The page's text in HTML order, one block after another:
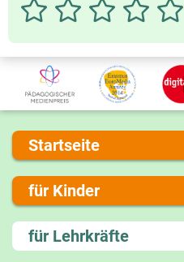
Startseite
Über uns
Presse
Kontakt
Impressum
für Kinder
Lernen und Schule
Hobby und Freizeit
für Lehrkräfte